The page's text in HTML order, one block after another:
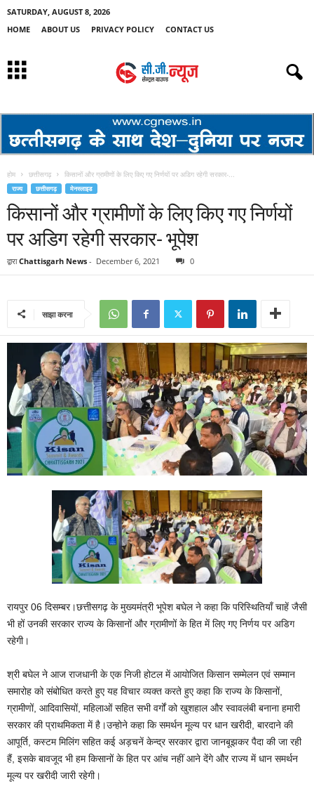
SATURDAY, AUGUST 8, 2026
HOME
ABOUT US PRIVACY POLICY CONTACT US
होम छत्तीसगढ़ किसानों और ग्रामीणों के लिए किए गए निर्णयों पर अडिग रहेगी सरकार-...
राज्य छत्तीसगढ़ मेनस्लाइड
किसानों और ग्रामीणों के लिए किए गए निर्णयों
पर अडिग रहेगी सरकार- भूपेश
द्वारा Chattisgarh News - December 6, 2021 0
साझा करना
रायपुर 06 दिसम्बर।छत्तीसगढ़ के मुख्यमंत्री भूपेश बघेल ने कहा कि परिस्थितियाँ चाहें जैसी
भी हों उनकी सरकार राज्य के किसानों और ग्रामीणों के हित में लिए गए निर्णय पर अडिग
रहेगी।
श्री बघेल ने आज राजधानी के एक निजी होटल में आयोजित किसान सम्मेलन एवं सम्मान
समारोह को संबोधित करते हुए यह विचार व्यक्त करते हुए कहा कि राज्य के किसानों,
ग्रामीणों, आदिवासियों, महिलाओं सहित सभी वर्गों को खुशहाल और स्वावलंबी बनाना हमारी
सरकार की प्राथमिकता में है।उन्होने कहा कि समर्थन मूल्य पर धान खरीदी, बारदाने की
आपूर्ति, कस्टम मिलिंग सहित कई अड़चनें केन्द्र सरकार द्वारा जानबूझकर पैदा की जा रही
हैं, इसके बावजूद भी हम किसानों के हित पर आंच नहीं आने देंगे और राज्य में धान समर्थन
मूल्य पर खरीदी जारी रहेगी।